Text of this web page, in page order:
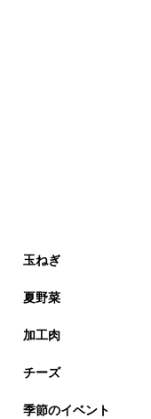
玉ねぎ
夏野菜
加工肉
チーズ
季節のイベント